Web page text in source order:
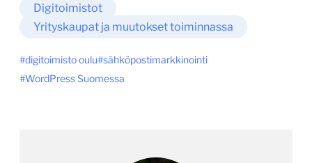
Digitoimistot
Yrityskaupat ja muutokset toiminnassa
digitoimisto oulu sähköpostimarkkinointi
WordPress Suomessa